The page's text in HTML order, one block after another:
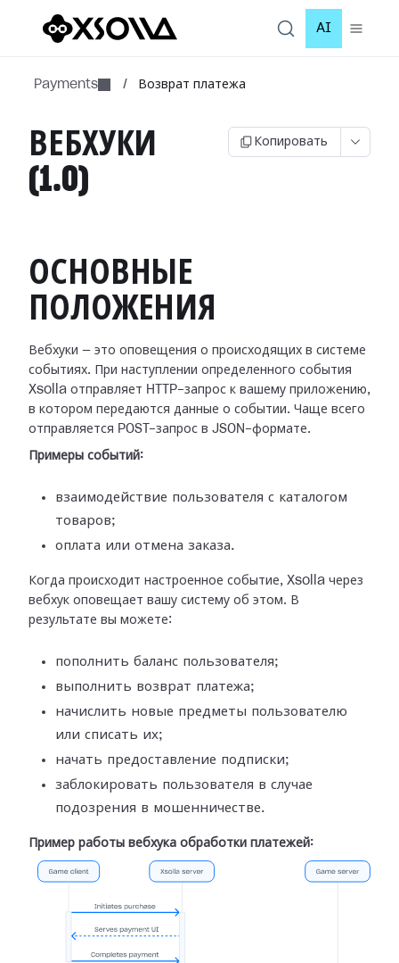
AI
Payments / Возврат платежа
ВЕБХУКИ
(1.0)
Копировать
ОСНОВНЫЕ
ПОЛОЖЕНИЯ
Вебхуки — это оповещения о происходящих в системе
событиях. При наступлении определенного события
Xsolla отправляет HTTP-запрос к вашему приложению,
в котором передаются данные о событии. Чаще всего
отправляется POST-запрос в JSON-формате.
Примеры событий:
взаимодействие пользователя с каталогом
товаров;
оплата или отмена заказа.
Когда происходит настроенное событие, Xsolla через
вебхук оповещает вашу систему об этом. В
результате вы можете:
пополнить баланс пользователя;
выполнить возврат платежа;
начислить новые предметы пользователю
или списать их;
начать предоставление подписки;
заблокировать пользователя в случае
подозрения в мошенничестве.
Пример работы вебхука обработки платежей: